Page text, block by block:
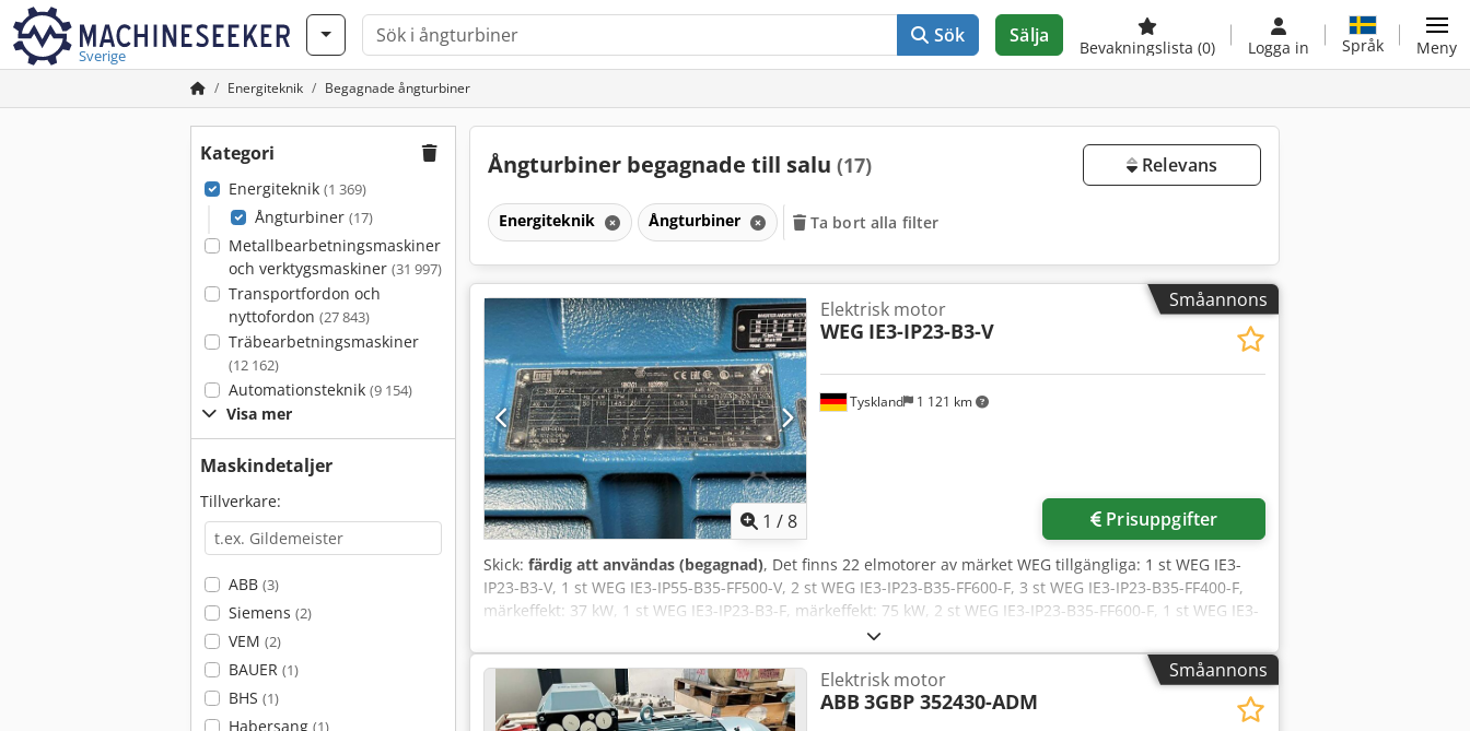
Sverige
Sök Sälja
Bevakningslista (0) Logga in Språk Meny
Energiteknik Begagnade ångturbiner
Kategori
Energiteknik (1 369)
Ångturbiner (17)
Metallbearbetningsmaskiner
och verktygsmaskiner (31 997)
Transportfordon och
nyttofordon (27 843)
Träbearbetningsmaskiner
(12 162)
Automationsteknik (9 154)
Visa mer
Maskindetaljer
Tillverkare:
ABB (3)
Siemens (2)
VEM (2)
BAUER (1)
BHS (1)
Habersang (1)
Ångturbiner begagnade till salu (17) Relevans
Energiteknik Ångturbiner Ta bort alla filter
Småannons
1 /8
Tyskland 1 121 km
Elektrisk motor
WEG IE3-IP23-B3-V
Prisuppgifter
Skick: färdig att användas (begagnad), Det finns 22 elmotorer av märket WEG tillgängliga: 1 st WEG IE3-
IP23-B3-V, 1 st WEG IE3-IP55-B35-FF500-V, 2 st WEG IE3-IP23-B35-FF600-F, 3 st WEG IE3-IP23-B35-FF400-F,
märkeffekt: 37 kW, 1 st WEG IE3-IP23-B3-F, märkeffekt: 75 kW, 2 st WEG IE3-IP23-B35-FF600-F, 1 st WEG IE3-
IP23-B35-FF600-F, 1 st WEG IE3-IP23-B35-FF500-V, märkeffekt: 47 kW, 5 st WEG IE3-IP23-B35-FF600-V,
märkeffekt: 113 kW, 1 st WEG IE3-IP23-B3-V, märkeffekt: 113 kW, 1 st WEG IE3-IP23-B3-V, märkeffekt: 91 kW,
1 st WEG IE3-IP23-B3-V, märkeffekt: 136 kW, 1 st WEG IE3-IP23-B3-V, märkeffekt: 245 kW, 1 st WEG,
märkeffekt: 132 kW. En platsbesiktning är möjlig. Dodpjzpyyaofx Alxjck
Småannons
Elektrisk motor
ABB 3GBP 352430-ADM